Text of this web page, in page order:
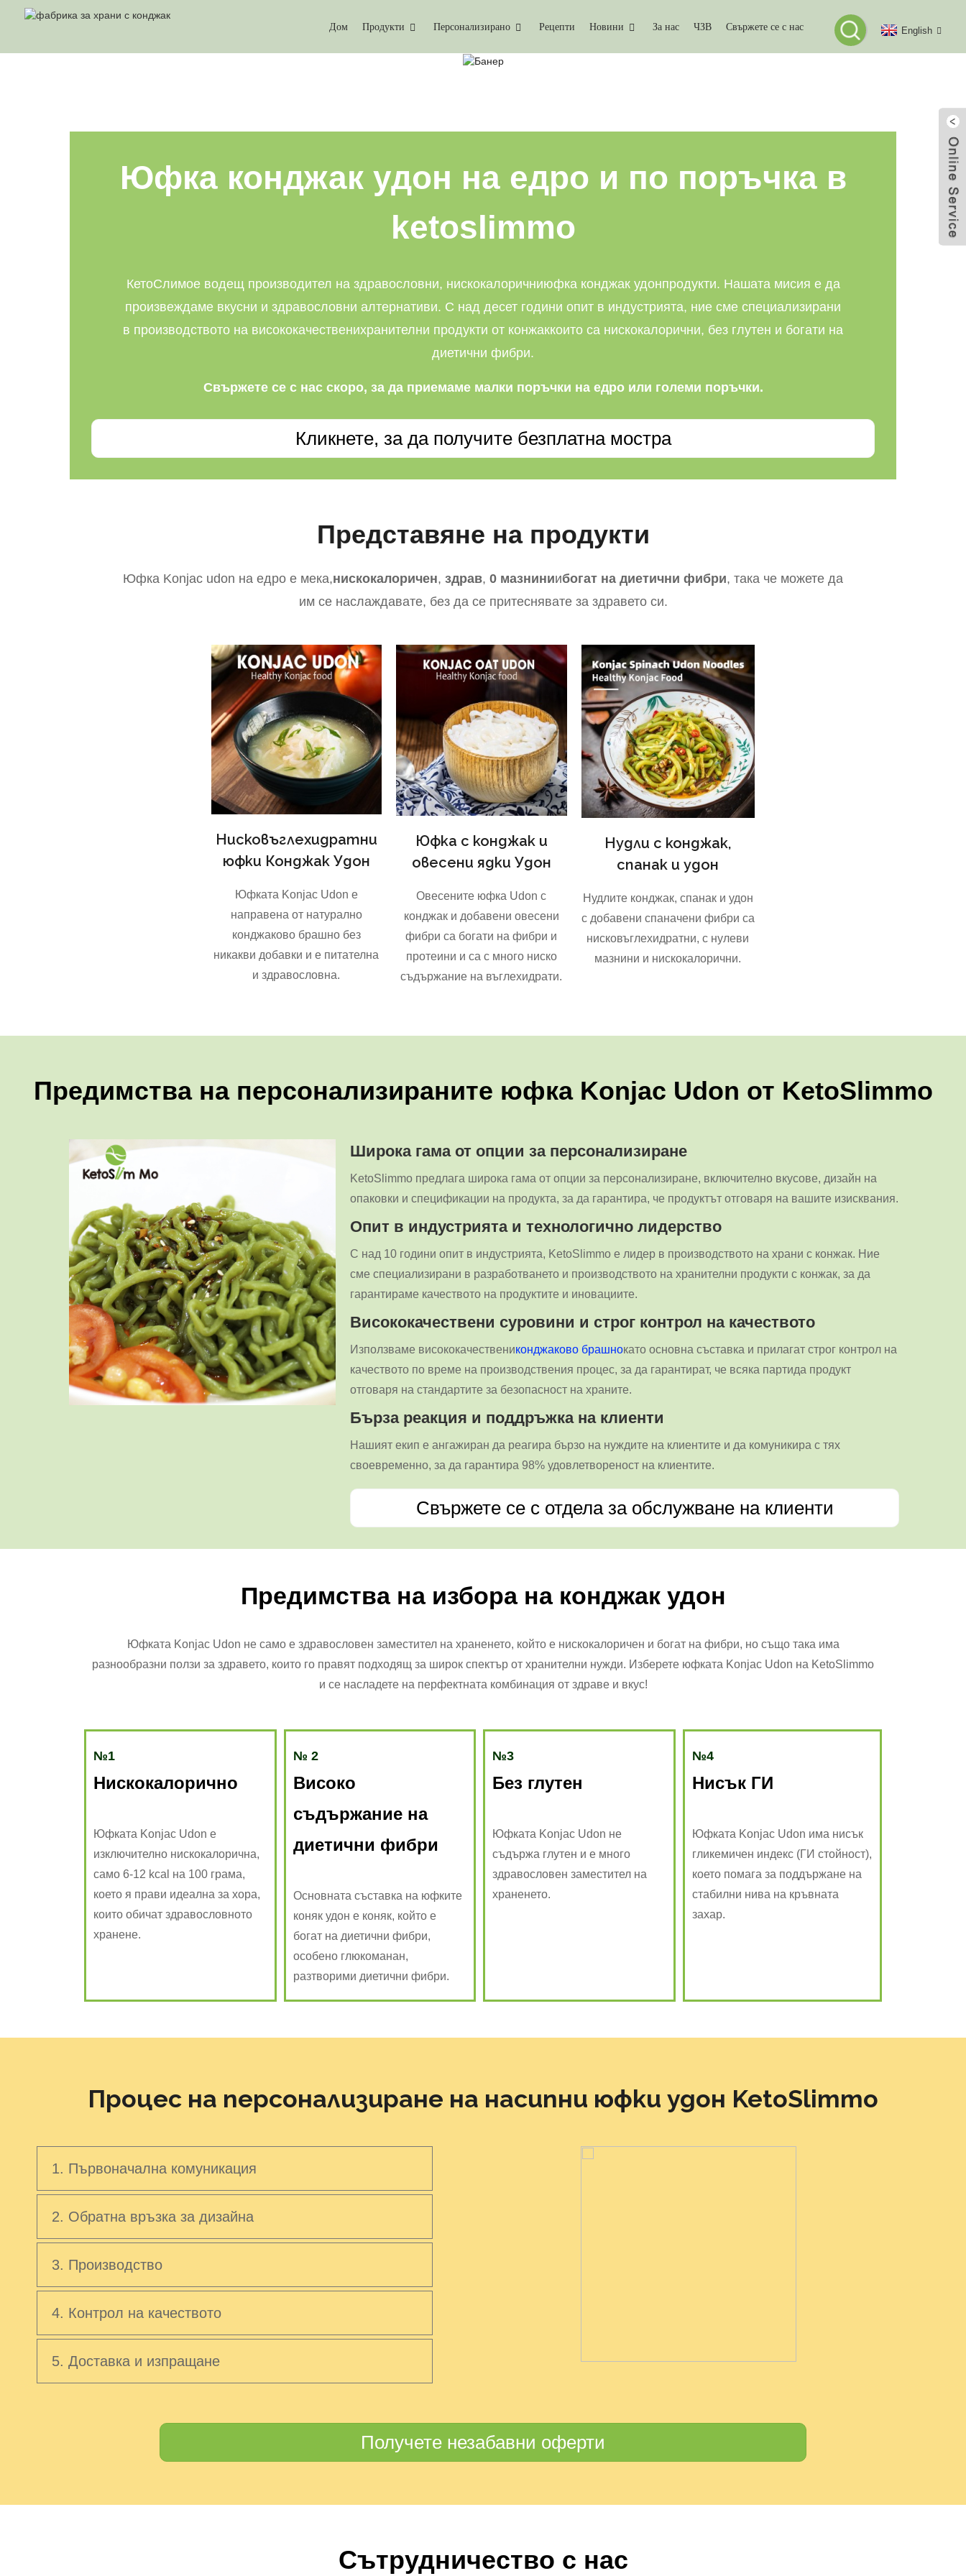
Дом Продукти Персонализирано Рецепти Новини За нас ЧЗВ Свържете се с нас English
Юфка конджак удон на едро и по поръчка в
ketoslimmo
КетоСлимое водещ производител на здравословни, нискокалоричниюфка конджак удонпродукти. Нашата мисия е да
произвеждаме вкусни и здравословни алтернативи. С над десет години опит в индустрията, ние сме специализирани
в производството на висококачественихранителни продукти от конжаккоито са нискокалорични, без глутен и богати на
диетични фибри.
Свържете се с нас скоро, за да приемаме малки поръчки на едро или големи поръчки.
Кликнете, за да получите безплатна мостра
Представяне на продукти
Юфка Konjac udon на едро е мека,нискокалоричен, здрав, 0 мазниниибогат на диетични фибри, така че можете да
им се наслаждавате, без да се притеснявате за здравето си.
Нисковъглехидратни
юфки Конджак Удон
Юфката Konjac Udon е
направена от натурално
конджаково брашно без
никакви добавки и е питателна
и здравословна.
Юфка с конджак и
овесени ядки Удон
Овесените юфка Udon с
конджак и добавени овесени
фибри са богати на фибри и
протеини и са с много ниско
съдържание на въглехидрати.
Нудли с конджак,
спанак и удон
Нудлите конджак, спанак и удон
с добавени спаначени фибри са
нисковъглехидратни, с нулеви
мазнини и нискокалорични.
Предимства на персонализираните юфка Konjac Udon от KetoSlimmo
Широка гама от опции за персонализиране
KetoSlimmo предлага широка гама от опции за персонализиране, включително вкусове, дизайн на
опаковки и спецификации на продукта, за да гарантира, че продуктът отговаря на вашите изисквания.
Опит в индустрията и технологично лидерство
С над 10 години опит в индустрията, KetoSlimmo е лидер в производството на храни с конжак. Ние
сме специализирани в разработването и производството на хранителни продукти с конжак, за да
гарантираме качеството на продуктите и иновациите.
Висококачествени суровини и строг контрол на качеството
Използваме висококачествениконджаково брашнокато основна съставка и прилагат строг контрол на
качеството по време на производствения процес, за да гарантират, че всяка партида продукт
отговаря на стандартите за безопасност на храните.
Бърза реакция и поддръжка на клиенти
Нашият екип е ангажиран да реагира бързо на нуждите на клиентите и да комуникира с тях
своевременно, за да гарантира 98% удовлетвореност на клиентите.
Свържете се с отдела за обслужване на клиенти
Предимства на избора на конджак удон
Юфката Konjac Udon не само е здравословен заместител на храненето, който е нискокалоричен и богат на фибри, но също така има
разнообразни ползи за здравето, които го правят подходящ за широк спектър от хранителни нужди. Изберете юфката Konjac Udon на KetoSlimmo
и се насладете на перфектната комбинация от здраве и вкус!
№1
Нискокалорично
Юфката Konjac Udon е
изключително нискокалорична,
само 6-12 kcal на 100 грама,
което я прави идеална за хора,
които обичат здравословното
хранене.
№ 2
Високо
съдържание на
диетични фибри
Основната съставка на юфките
коняк удон е коняк, който е
богат на диетични фибри,
особено глюкоманан,
разтворими диетични фибри.
№3
Без глутен
Юфката Konjac Udon не
съдържа глутен и е много
здравословен заместител на
храненето.
№4
Нисък ГИ
Юфката Konjac Udon има нисък
гликемичен индекс (ГИ стойност),
което помага за поддържане на
стабилни нива на кръвната
захар.
Процес на персонализиране на насипни юфки удон KetoSlimmo
1. Първоначална комуникация
2. Обратна връзка за дизайна
3. Производство
4. Контрол на качеството
5. Доставка и изпращане
Получете незабавни оферти
Сътрудничество с нас